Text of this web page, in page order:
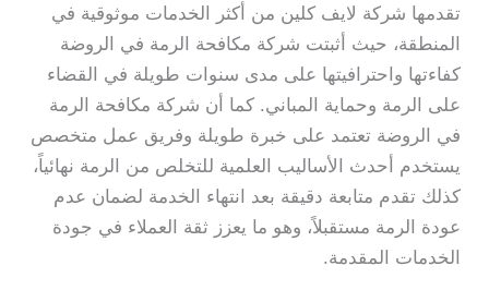
تقدمها شركة لايف كلين من أكثر الخدمات موثوقية في
المنطقة، حيث أثبتت شركة مكافحة الرمة في الروضة
كفاءتها واحترافيتها على مدى سنوات طويلة في القضاء
على الرمة وحماية المباني. كما أن شركة مكافحة الرمة
في الروضة تعتمد على خبرة طويلة وفريق عمل متخصص
يستخدم أحدث الأساليب العلمية للتخلص من الرمة نهائياً،
كذلك تقدم متابعة دقيقة بعد انتهاء الخدمة لضمان عدم
عودة الرمة مستقبلاً، وهو ما يعزز ثقة العملاء في جودة
الخدمات المقدمة.